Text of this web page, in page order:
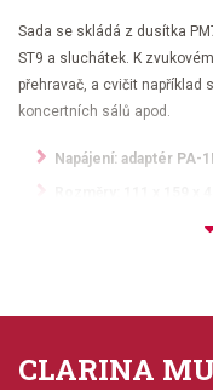
Sada se skládá z dusítka
ST9 a sluchátek. K
přehravač, a cvičit například
koncertních sálů apod.
Napájení: adaptér PA-
Váha: 250 g bez baterií
CLARINA